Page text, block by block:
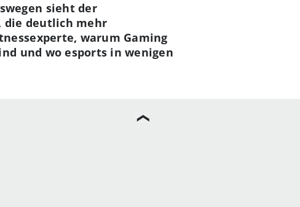
sieht der
die deutlich mehr
warum Gaming
und wo esports in wenigen